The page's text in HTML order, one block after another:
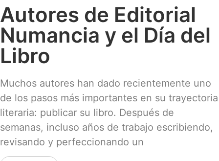
Autores de Editorial
Numancia y el Día del
Libro
Muchos autores han dado recientemente uno
de los pasos más importantes en su trayectoria
literaria: publicar su libro. Después de
semanas, incluso años de trabajo escribiendo,
revisando y perfeccionando un